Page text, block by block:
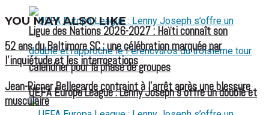
Ligue des Nations 2026-2027 : Haïti connaît son
calendrier pour la phase de groupes
UEFA Europa League : Lenny Joseph s’offre un doublé et
YOU MAY ALSO LIKE
52 ans du Baltimore SC : une célébration marquée par
l’inquiétude et les interrogations
Jean-Ricner Bellegarde contraint à l’arrêt après une blessure
musculaire